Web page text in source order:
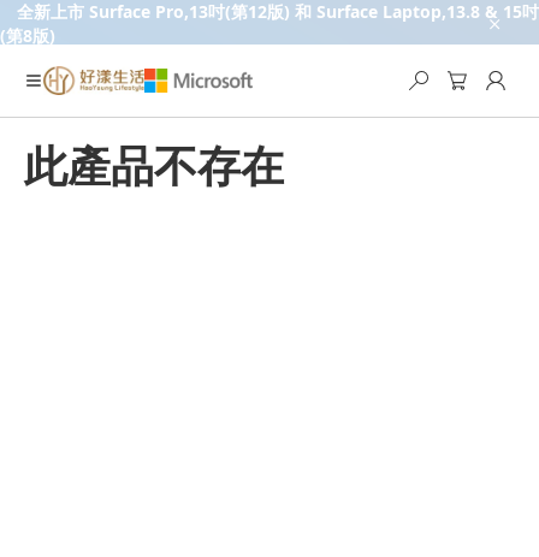
全新上市 Surface Pro,13吋(第12版) 和 Surface Laptop,13.8 & 15吋
(第8版)
此產品不存在